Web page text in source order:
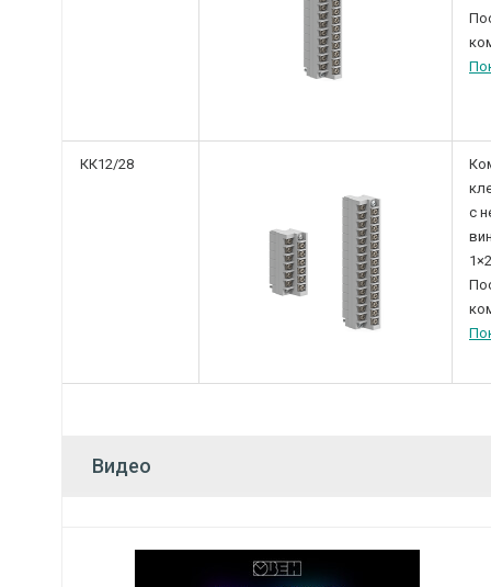
КК12/28
с
Видео